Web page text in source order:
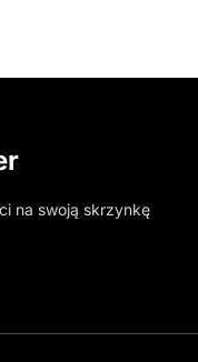
na swoją skrzynkę